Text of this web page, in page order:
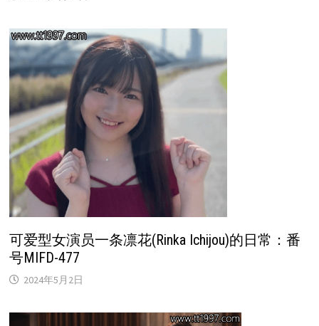
可爱型女演员一条凛花(Rinka Ichijou)的日常：番
号MIFD-477
2024年5月2日